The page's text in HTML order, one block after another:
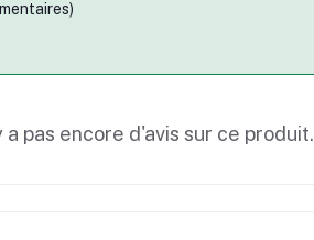
a pas encore d'avis sur ce produit.